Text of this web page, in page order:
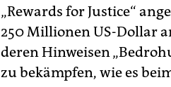
„Rewards for Justice“
250 Millionen US-Dollar
deren Hinweisen
zu bekämpfen, wie es